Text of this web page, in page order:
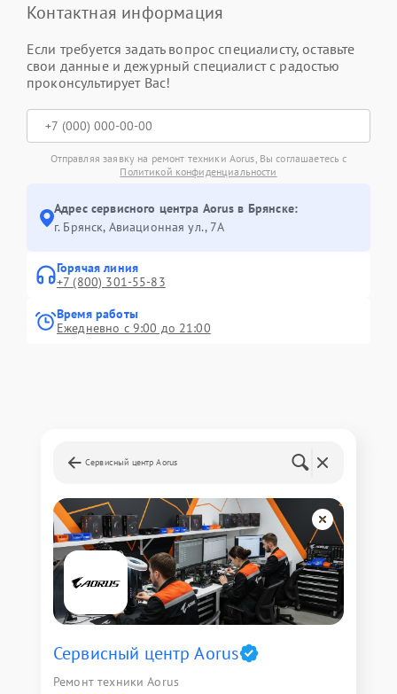
Контактная информация
Если требуется задать вопрос специалисту, оставьте
свои данные и дежурный специалист с радостью
проконсультирует Вас!
Отправляя заявку на ремонт техники Aorus, Вы соглашаетесь с
Политикой конфиденциальности
Адрес сервисного центра Aorus в Брянске:
г. Брянск, Авиационная ул., 7А
Горячая линия
+7 (800) 301-55-83
Время работы
Ежедневно с 9:00 до 21:00
Сервисный центр Aorus
Сервисный центр Aorus
Ремонт техники Aorus